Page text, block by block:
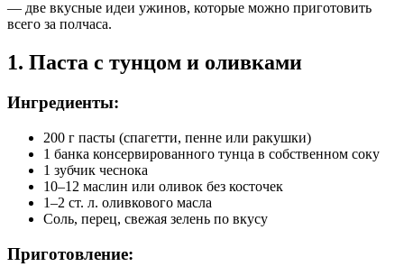
— две вкусные идеи ужинов, которые можно приготовить
всего за полчаса.
1. Паста с тунцом и оливками
Ингредиенты:
200 г пасты (спагетти, пенне или ракушки)
1 банка консервированного тунца в собственном соку
1 зубчик чеснока
10–12 маслин или оливок без косточек
1–2 ст. л. оливкового масла
Соль, перец, свежая зелень по вкусу
Приготовление: